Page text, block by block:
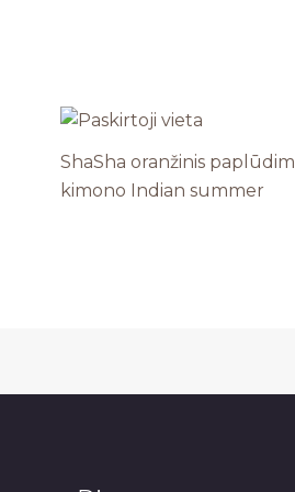
ShaSha oranžinis
kimono Indian summer